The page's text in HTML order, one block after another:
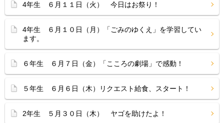
4年生 ６月１１日（火） 今日はお祭り！
4年生 ６月１０日（月）「ごみのゆくえ」を学習してい
ます。
６年生 ６月７日（金）「こころの劇場」で感動！
５年生 ６月６日（木）リクエスト給食、スタート！
2年生 ５月３０日（木） ヤゴを助けたよ！